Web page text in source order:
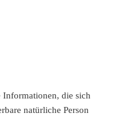
Informationen, die sich
natürliche Person